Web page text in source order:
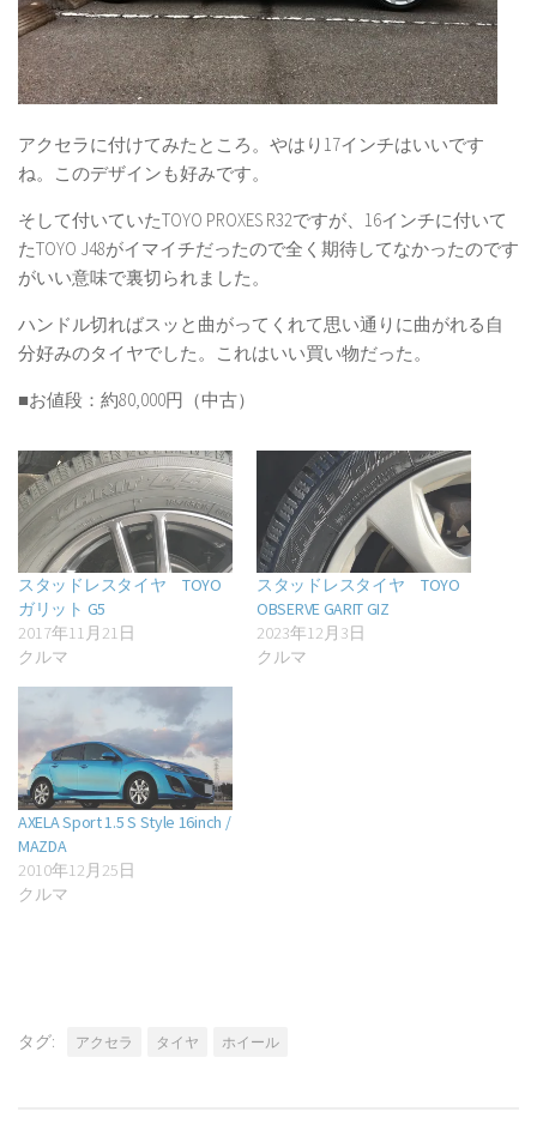
アクセラに付けてみたところ。やはり17インチはいいです
ね。このデザインも好みです。
そして付いていたTOYO PROXES R32ですが、16インチに付いて
たTOYO J48がイマイチだったので全く期待してなかったのです
がいい意味で裏切られました。
ハンドル切ればスッと曲がってくれて思い通りに曲がれる自
分好みのタイヤでした。これはいい買い物だった。
■お値段：約80,000円（中古）
スタッドレスタイヤ TOYO
ガリット G5
2017年11月21日
クルマ
スタッドレスタイヤ TOYO
OBSERVE GARIT GIZ
2023年12月3日
クルマ
AXELA Sport 1.5 S Style 16inch /
MAZDA
2010年12月25日
クルマ
タグ: アクセラ タイヤ ホイール